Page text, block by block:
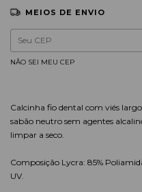
MEIOS DE ENVIO
Entregas para o CEP:
NÃO SEI MEU CEP
Calcinha fio dental com viés
sabão neutro sem agentes
limpar a seco.
Composição Lycra: 85%
UV.